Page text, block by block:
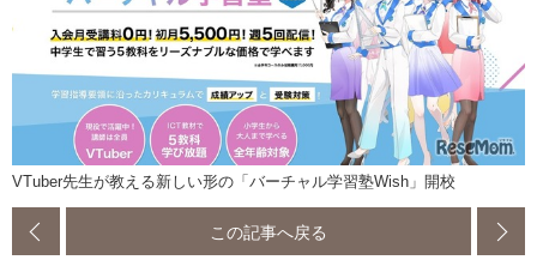
VTuber先生が教える新しい形の「バーチャル学習塾Wish」開校
この記事へ戻る